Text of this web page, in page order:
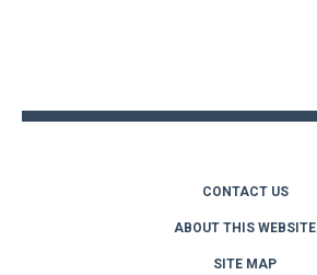
CONTACT US
ABOUT THIS WEBSITE
SITE MAP